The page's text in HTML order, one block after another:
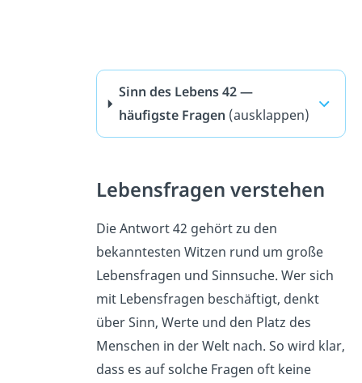
Sinn des Lebens 42 —
häufigste Fragen (ausklappen)
Lebensfragen verstehen
Die Antwort 42 gehört zu den
bekanntesten Witzen rund um große
Lebensfragen und Sinnsuche. Wer sich
mit Lebensfragen beschäftigt, denkt
über Sinn, Werte und den Platz des
Menschen in der Welt nach. So wird klar,
dass es auf solche Fragen oft keine